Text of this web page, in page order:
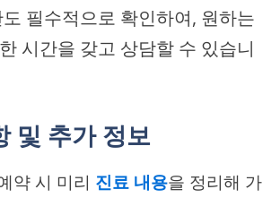
필수적으로 확인하여, 원하는
시간을 갖고 상담할 수 있습니
및 추가 정보
약 시 미리 진료 내용을 정리해 가